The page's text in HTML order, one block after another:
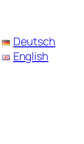
Deutsch
English